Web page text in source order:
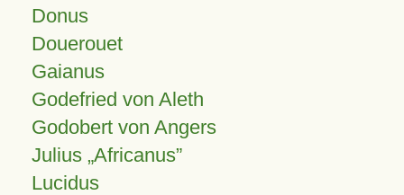
Donus
Douerouet
Gaianus
Godefried von Aleth
Godobert von Angers
Julius Africanus
Lucidus